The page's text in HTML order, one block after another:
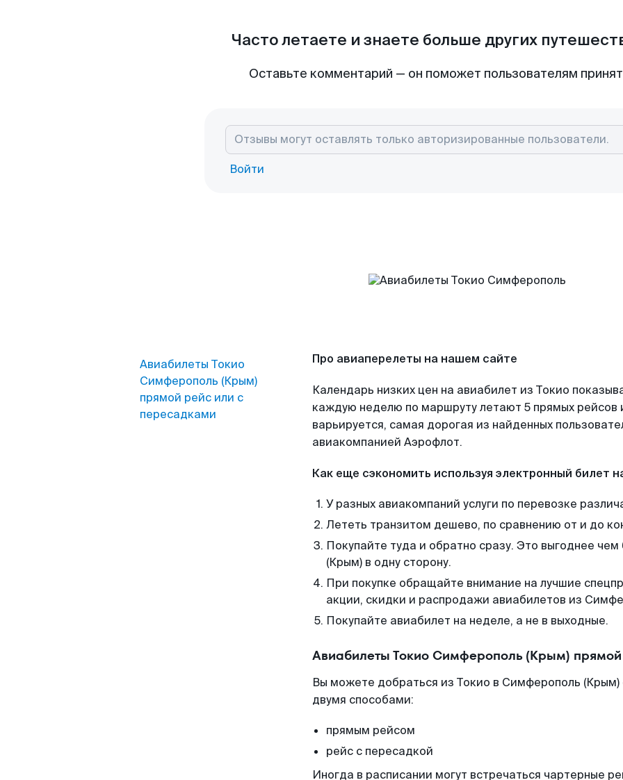
Часто летаете и знаете больше других
Оставьте комментарий — он поможет пользователям
Войти
Авиабилеты Токио
Симферополь (Крым)
прямой рейс или с
пересадками
Про авиаперелеты на нашем сайте
Календарь низких цен на авиабилет из Токио
каждую неделю по маршруту летают 5 прямых рейсов
варьируется, самая дорогая из найденных
авиакомпанией Аэрофлот.
Как еще сэкономить используя электронный билет
У разных авиакомпаний услуги по перевозке
Лететь транзитом дешево, по сравнению от и до
Покупайте туда и обратно сразу. Это выгоднее
(Крым) в одну сторону.
При покупке обращайте внимание на лучшие
акции, скидки и распродажи авиабилетов из
Покупайте авиабилет на неделе, а не в выходные.
Авиабилеты Токио Симферополь (Крым)
Вы можете добраться из Токио в Симферополь (Крым)
двумя способами:
прямым рейсом
рейс с пересадкой
Иногда в расписании могут встречаться чартерные